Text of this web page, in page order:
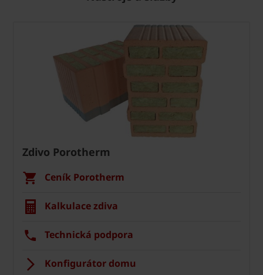
Zdivo Porotherm
Ceník Porotherm
Kalkulace zdiva
Technická podpora
Konfigurátor domu